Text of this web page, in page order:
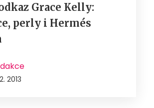
Grace Kelly:
perly i Hermés
2013